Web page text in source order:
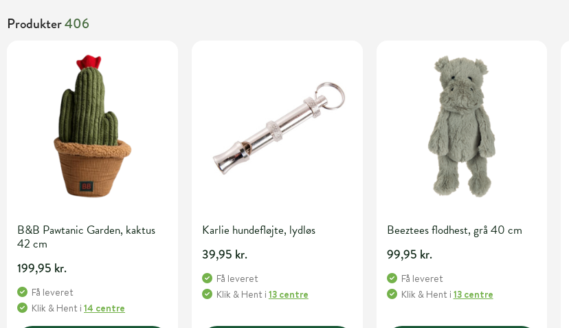
Produkter406
B&B Pawtanic Garden, kaktus
42 cm
199,95 kr.
Få leveret
Klik & Hent i 14 centre
Karlie hundefløjte, lydløs
39,95 kr.
Få leveret
Klik & Hent i 13 centre
Beeztees flodhest, grå 40 cm
99,95 kr.
Få leveret
Klik & Hent i 13 centre